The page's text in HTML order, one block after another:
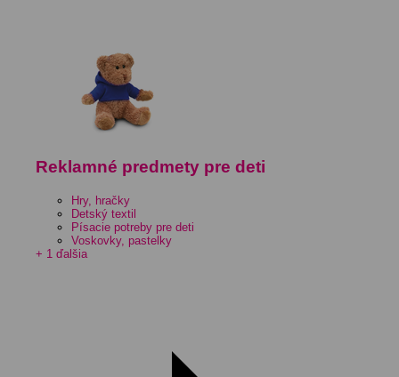
Reklamné predmety pre deti
Hry, hračky
Detský textil
Písacie potreby pre deti
Voskovky, pastelky
+ 1 ďalšia